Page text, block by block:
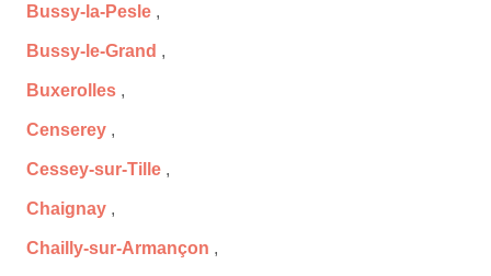
Bussy-la-Pesle ,
Bussy-le-Grand ,
Buxerolles ,
Censerey ,
Cessey-sur-Tille ,
Chaignay ,
Chailly-sur-Armançon ,